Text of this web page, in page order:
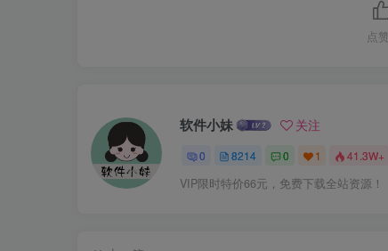
点赞
软件小妹 关注
0 8214 0 1 41.3W+
VIP限时特价66元，免费下载全站资源！